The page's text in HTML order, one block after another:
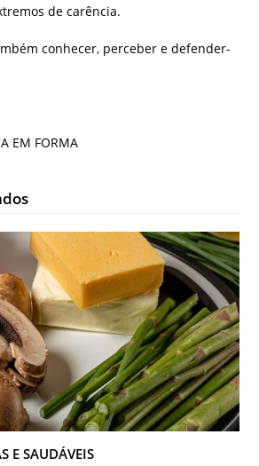
de carência.
conhecer, perceber e defender-
EM FORMA
E SAUDÁVEIS